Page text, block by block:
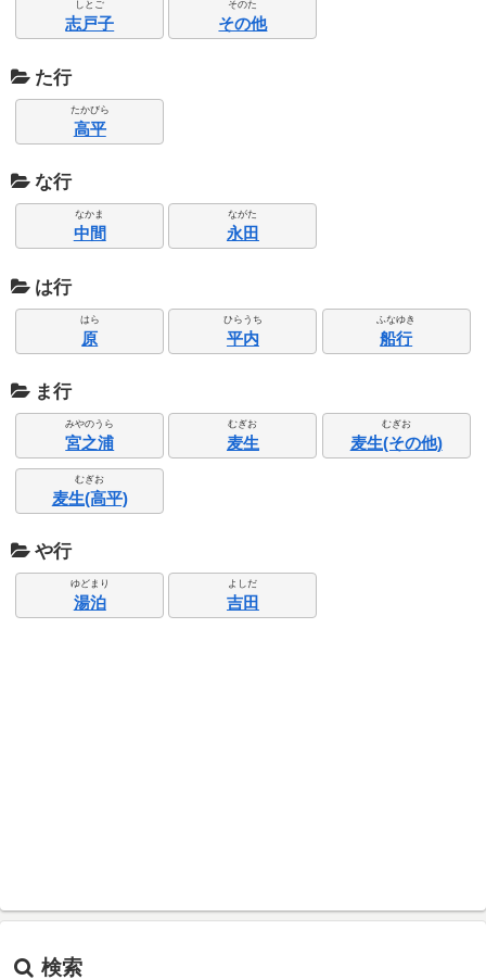
しとご
志戸子
そのた
その他
た行
たかびら
高平
な行
なかま
中間
ながた
永田
は行
はら
原
ひらうち
平内
ふなゆき
船行
ま行
みやのうら
宮之浦
むぎお
麦生
むぎお
麦生(その他)
むぎお
麦生(高平)
や行
ゆどまり
湯泊
よしだ
吉田
検索